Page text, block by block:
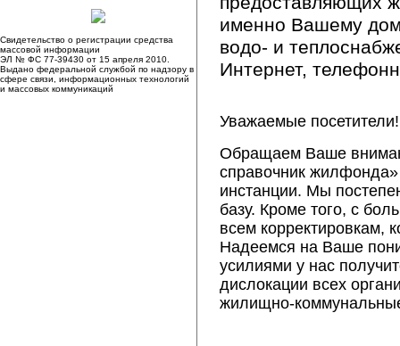
Свидетельство о регистрации средства
массовой информации
ЭЛ № ФС 77-39430 от 15 апреля 2010.
Выдано федеральной службой по надзору в
сфере связи, информационных технологий
и массовых коммуникаций
именно Вашему
водо- и
Интернет,
Уважаемые посетители!
Обращаем Ваше
справочник
инстанции. Мы
базу. Кроме того, с
всем корректировкам,
Надеемся на Ваше
усилиями у нас
дислокации всех
жилищно-